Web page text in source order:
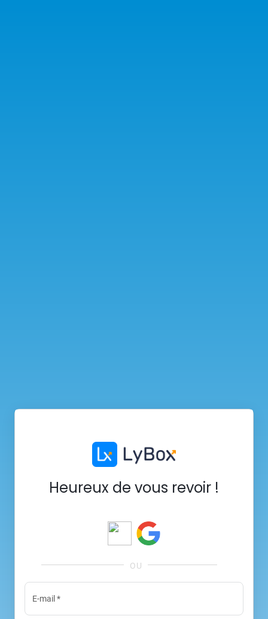
Heureux de vous revoir !
E-mail *